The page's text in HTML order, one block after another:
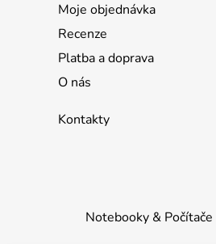
Moje objednávka
Recenze
Platba a doprava
O nás
Kontakty
Notebooky & Počítače